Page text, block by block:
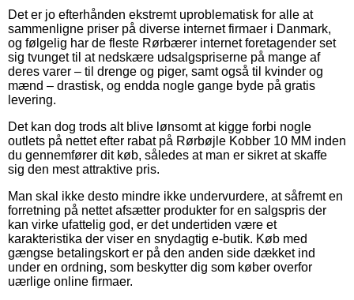
Det er jo efterhånden ekstremt uproblematisk for alle at
sammenligne priser på diverse internet firmaer i Danmark,
og følgelig har de fleste Rørbærer internet foretagender set
sig tvunget til at nedskære udsalgspriserne på mange af
deres varer – til drenge og piger, samt også til kvinder og
mænd – drastisk, og endda nogle gange byde på gratis
levering.
Det kan dog trods alt blive lønsomt at kigge forbi nogle
outlets på nettet efter rabat på Rørbøjle Kobber 10 MM inden
du gennemfører dit køb, således at man er sikret at skaffe
sig den mest attraktive pris.
Man skal ikke desto mindre ikke undervurdere, at såfremt en
forretning på nettet afsætter produkter for en salgspris der
kan virke ufattelig god, er det undertiden være et
karakteristika der viser en snydagtig e-butik. Køb med
gængse betalingskort er på den anden side dækket ind
under en ordning, som beskytter dig som køber overfor
uærlige online firmaer.